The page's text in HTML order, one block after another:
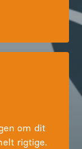
om dit
rigtige.